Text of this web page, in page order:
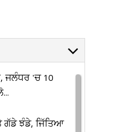
ਜਲੰਧਰ 'ਚ 10
ਗੱਡੇ ਝੰਡੇ, ਜਿੱਤਿਆ